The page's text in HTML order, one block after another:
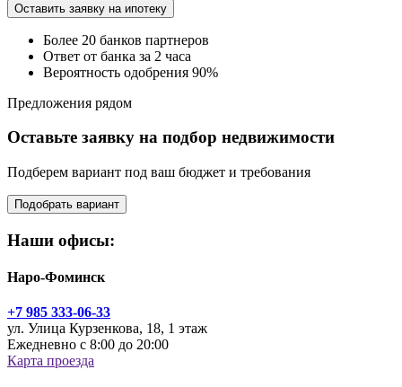
Оставить заявку на ипотеку
Более 20 банков партнеров
Ответ от банка за 2 часа
Вероятность одобрения 90%
Предложения рядом
Оставьте заявку на подбор недвижимости
Подберем вариант под ваш бюджет и требования
Подобрать вариант
Наши офисы:
Наро-Фоминск
+7 985 333-06-33
ул. Улица Курзенкова, 18, 1 этаж
Ежедневно с 8:00 до 20:00
Карта проезда